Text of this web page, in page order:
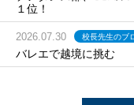
１位！
2026.07.30 校長先生のブ
バレエで越境に挑む